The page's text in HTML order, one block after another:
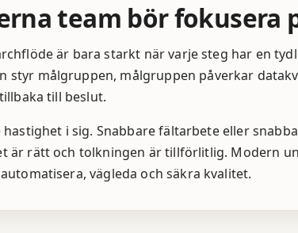
team bör fokusera
är bara starkt när varje steg har en
styr målgruppen, målgruppen påverkar
till beslut.
i sig. Snabbare fältarbete eller
är rätt och tolkningen är tillförlitlig. Modern
vägleda och säkra kvalitet.